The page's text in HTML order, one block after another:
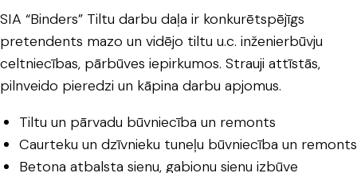
SIA “Binders” Tiltu darbu daļa ir konkurētspējīgs
pretendents mazo un vidējo tiltu u.c. inženierbūvju
celtniecības, pārbūves iepirkumos. Strauji attīstās,
pilnveido pieredzi un kāpina darbu apjomus.
Tiltu un pārvadu būvniecība un remonts
Caurteku un dzīvnieku tuneļu būvniecība un remonts
Betona atbalsta sienu, gabionu sienu izbūve